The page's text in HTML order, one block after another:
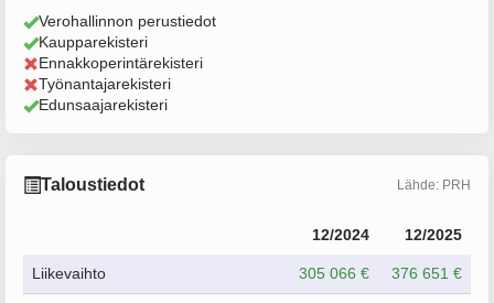
Verohallinnon perustiedot
Kaupparekisteri
Ennakkoperintärekisteri
Työnantajarekisteri
Edunsaajarekisteri
Taloustiedot Lähde: PRH
12/2024 12/2025
Liikevaihto 305 066 € 376 651 €